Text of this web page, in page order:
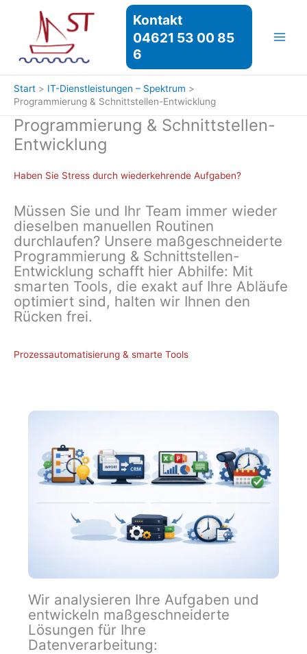
springen
Kontakt
04621 53 00 85
6
Start
IT-Dienstleistungen – Spektrum
Programmierung & Schnittstellen-Entwicklung
Programmierung & Schnittstellen-
Entwicklung
Haben Sie Stress durch wiederkehrende Aufgaben?
Müssen Sie und Ihr Team immer wieder
dieselben manuellen Routinen
durchlaufen? Unsere maßgeschneiderte
Programmierung & Schnittstellen-
Entwicklung schafft hier Abhilfe: Mit
smarten Tools, die exakt auf Ihre Abläufe
optimiert sind, halten wir Ihnen den
Rücken frei.
Prozessautomatisierung & smarte Tools
Wir analysieren Ihre Aufgaben und
entwickeln maßgeschneiderte
Lösungen für Ihre
Datenverarbeitung: